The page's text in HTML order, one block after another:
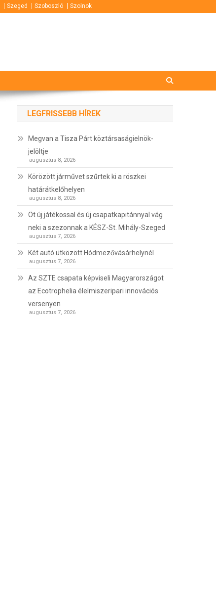
Szeged Szoboszló Szolnok
LEGFRISSEBB HÍREK
Megvan a Tisza Párt köztársaságielnök-
jelöltje
augusztus 8, 2026
Körözött járművet szűrtek ki a röszkei
határátkelőhelyen
augusztus 8, 2026
Öt új játékossal és új csapatkapitánnyal vág
neki a szezonnak a KÉSZ-St. Mihály-Szeged
augusztus 7, 2026
Két autó ütközött Hódmezővásárhelynél
augusztus 7, 2026
Az SZTE csapata képviseli Magyarországot
az Ecotrophelia élelmiszeripari innovációs
versenyen
augusztus 7, 2026